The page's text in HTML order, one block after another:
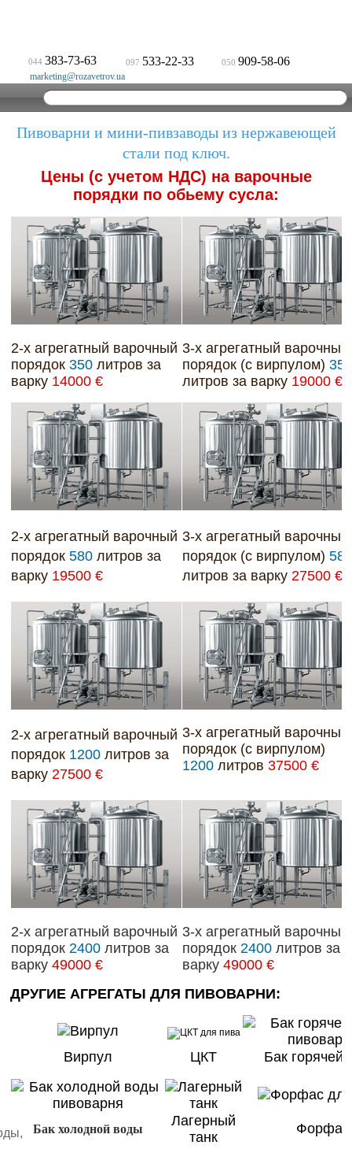
044 383-73-63 097 533-22-33 050 909-58-06
marketing@rozavetrov.ua
Пивоварни и мини-пивзаводы из нержавеющей
стали под ключ.
Цены (с учетом НДС) на варочные
порядки по обьему сусла:
2-х агрегатный варочный
порядок 350 литров за
варку 14000 €
3-х агрегатный варочный
порядок (с вирпулом) 350
литров за варку 19000 €
2-х агрегатный варочный
порядок 580 литров за
варку 19500 €
3-х агрегатный варочный
порядок (с вирпулом) 580
литров за варку 27500 €
2-х агрегатный варочный
порядок 1200 литров за
варку 27500 €
3-х агрегатный варочный
порядок (с вирпулом)
1200 литров 37500 €
2-х агрегатный варочный
порядок 2400 литров за
варку 49000 €
3-х агрегатный варочный
порядок 2400 литров за
варку 49000 €
ДРУГИЕ АГРЕГАТЫ ДЛЯ ПИВОВАРНИ:
Вирпул ЦКТ Бак горячей
Бак холодной воды
Лагерный
танк
Форфас